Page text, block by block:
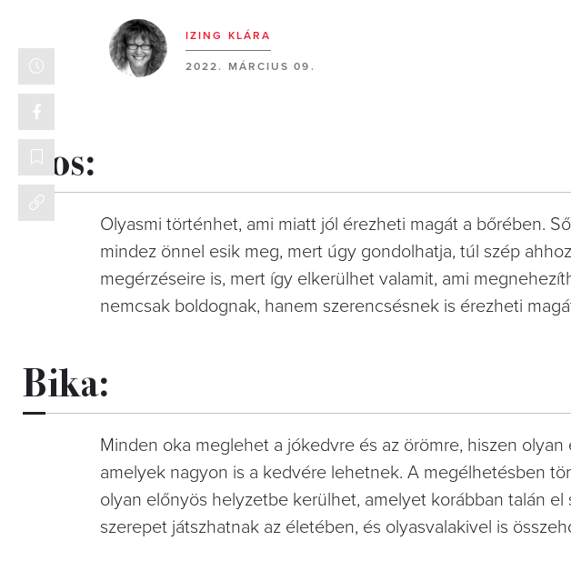
IZING KLÁRA
2022. MÁRCIUS 09.
Kos:
Olyasmi történhet, ami miatt jól érezheti magát a bőrében.
mindez önnel esik meg, mert úgy gondolhatja, túl szép
megérzéseire is, mert így elkerülhet valamit, ami
nemcsak boldognak, hanem szerencsésnek is érezheti
Bika:
Minden oka meglehet a jókedvre és az örömre, hiszen
amelyek nagyon is a kedvére lehetnek. A megélhetésben
olyan előnyös helyzetbe kerülhet, amelyet korábban talán
szerepet játszhatnak az életében, és olyasvalakivel is